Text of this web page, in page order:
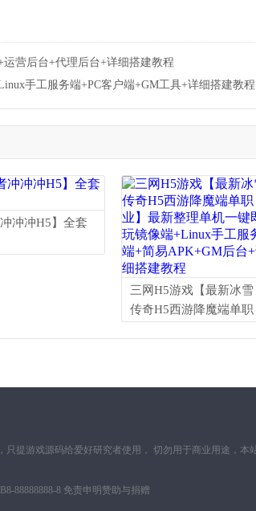
营后台+代理后台+详细搭建教程
手工服务端+PC客户端+GM工具+详细搭建教程
冲冲冲H5】全套
三网H5游戏【最新冰雪
传奇H5西游降魔端单职
台+详细搭建教程
提游戏源码给爱好研究者使用， 切勿用于商业用途，本
B8-88888888-8 免责申明赞助与捐赠